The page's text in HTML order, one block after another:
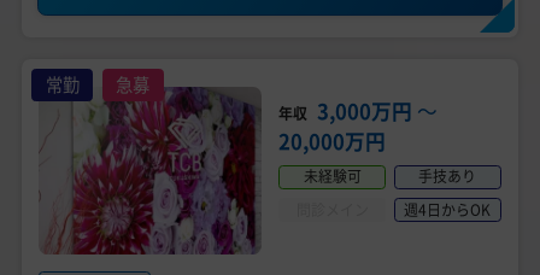
常勤 急募
年収 3,000万円 〜
20,000万円
未経験可
手技あり
週4日からOK